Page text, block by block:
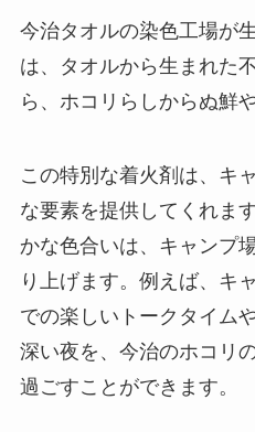
今治タオルの染色工場が
は、タオルから生まれた
ら、ホコリらしからぬ鮮
この特別な着火剤は、キ
な要素を提供してくれま
かな色合いは、キャンプ
り上げます。例えば、キ
での楽しいトークタイム
深い夜を、今治のホコリ
過ごすことができます。